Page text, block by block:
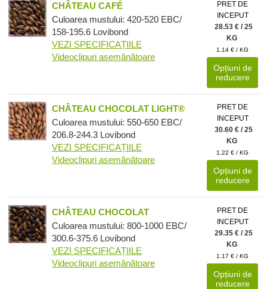
CHÂTEAU CAFÉ
Culoarea mustului: 420-520 EBC/
158-195.6 Lovibond
VEZI SPECIFICAȚIILE
Videoclipuri asemănătoare
PRET DE
INCEPUT
28.53 € / 25
KG
1.14 € / KG
Opțiuni de
reducere
CHÂTEAU CHOCOLAT LIGHT®
Culoarea mustului: 550-650 EBC/
206.8-244.3 Lovibond
VEZI SPECIFICAȚIILE
Videoclipuri asemănătoare
PRET DE
INCEPUT
30.60 € / 25
KG
1.22 € / KG
Opțiuni de
reducere
CHÂTEAU CHOCOLAT
Culoarea mustului: 800-1000 EBC/
300.6-375.6 Lovibond
VEZI SPECIFICAȚIILE
Videoclipuri asemănătoare
PRET DE
INCEPUT
29.35 € / 25
KG
1.17 € / KG
Opțiuni de
reducere